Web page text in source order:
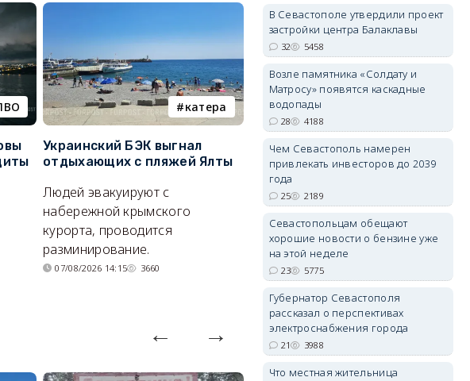
катера
Украинский БЭК выгнал
отдыхающих с пляжей Ялты
Людей эвакуируют с
набережной крымского
курорта, проводится
разминирование.
07/08/2026 14:15 3660
Губернатор Севастополя
рассказал о перспективах
электроснабжения города
Энергетики, подчеркнул он,
делают практически
невозможное.
07/08/2026 10:13
В Севастополе утвердили проект
застройки центра Балаклавы
32 5458
Возле памятника «Солдату и
Матросу» появятся каскадные
водопады
28 4188
Чем Севастополь намерен
привлекать инвесторов до 2039
года
25 2189
Севастопольцам обещают
хорошие новости о бензине уже
на этой неделе
23 5775
Губернатор Севастополя
рассказал о перспективах
электроснабжения города
21 3988
Что местная жительница